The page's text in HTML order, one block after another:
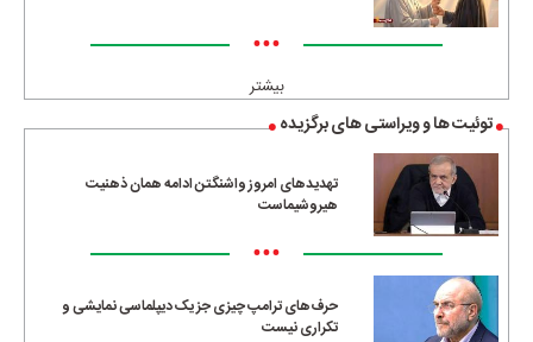
•••
بیشتر
توئیت ها و ویراستی های برگزیده
تهدیدهای امروز واشنگتن ادامه همان ذهنیت
هیروشیماست
•••
حرف‌های ترامپ چیزی جز یک دیپلماسی نمایشی و
تکراری نیست